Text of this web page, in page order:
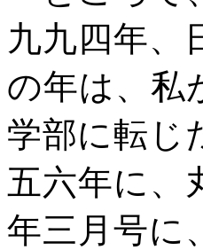
九九四年
の年は、私
学部に転
五六年に、
年三月号に